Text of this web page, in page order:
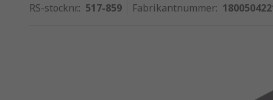
RS-stocknr.: 517-859 Fabrikantnummer: